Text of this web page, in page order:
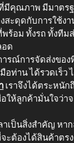
มีคุณภาพ มีมาตรฐ
สะดุดกับการใช้งา
ร้อม ทั้งรถ ทั้งทีมส่
อด
รณ์การจัดส่งของ
อท่าน ได้รวดเร็ว
เราจึงได้ตระหนั
อให้ลูกค้ามั่นใจว่
าเป็นสิ่งสำคัญ หา
ะต้องได้สินค้าตร